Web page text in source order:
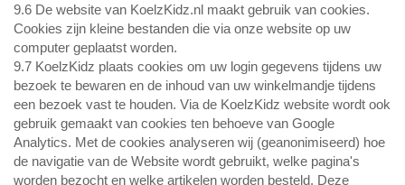
9.6 De website van KoelzKidz.nl maakt gebruik van cookies.
Cookies zijn kleine bestanden die via onze website op uw
computer geplaatst worden.
9.7 KoelzKidz plaats cookies om uw login gegevens tijdens uw
bezoek te bewaren en de inhoud van uw winkelmandje tijdens
een bezoek vast te houden. Via de KoelzKidz website wordt ook
gebruik gemaakt van cookies ten behoeve van Google
Analytics. Met de cookies analyseren wij (geanonimiseerd) hoe
de navigatie van de Website wordt gebruikt, welke pagina's
worden bezocht en welke artikelen worden besteld. Deze